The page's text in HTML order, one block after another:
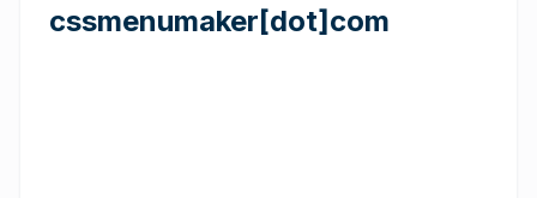
cssmenumaker[dot]com